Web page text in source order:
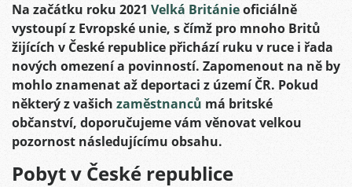
Na začátku roku 2021 Velká Británieoficiálně
vystoupí z Evropské unie, s čímž pro mnoho Britů
žijících v České republice přichází ruku v ruce i řada
nových omezení a povinností. Zapomenout na ně by
mohlo znamenat až deportaci z území ČR. Pokud
některý z vašich zaměstnanců má britské
občanství, doporučujeme vám věnovat velkou
pozornost následujícímu obsahu.
Pobyt v České republice